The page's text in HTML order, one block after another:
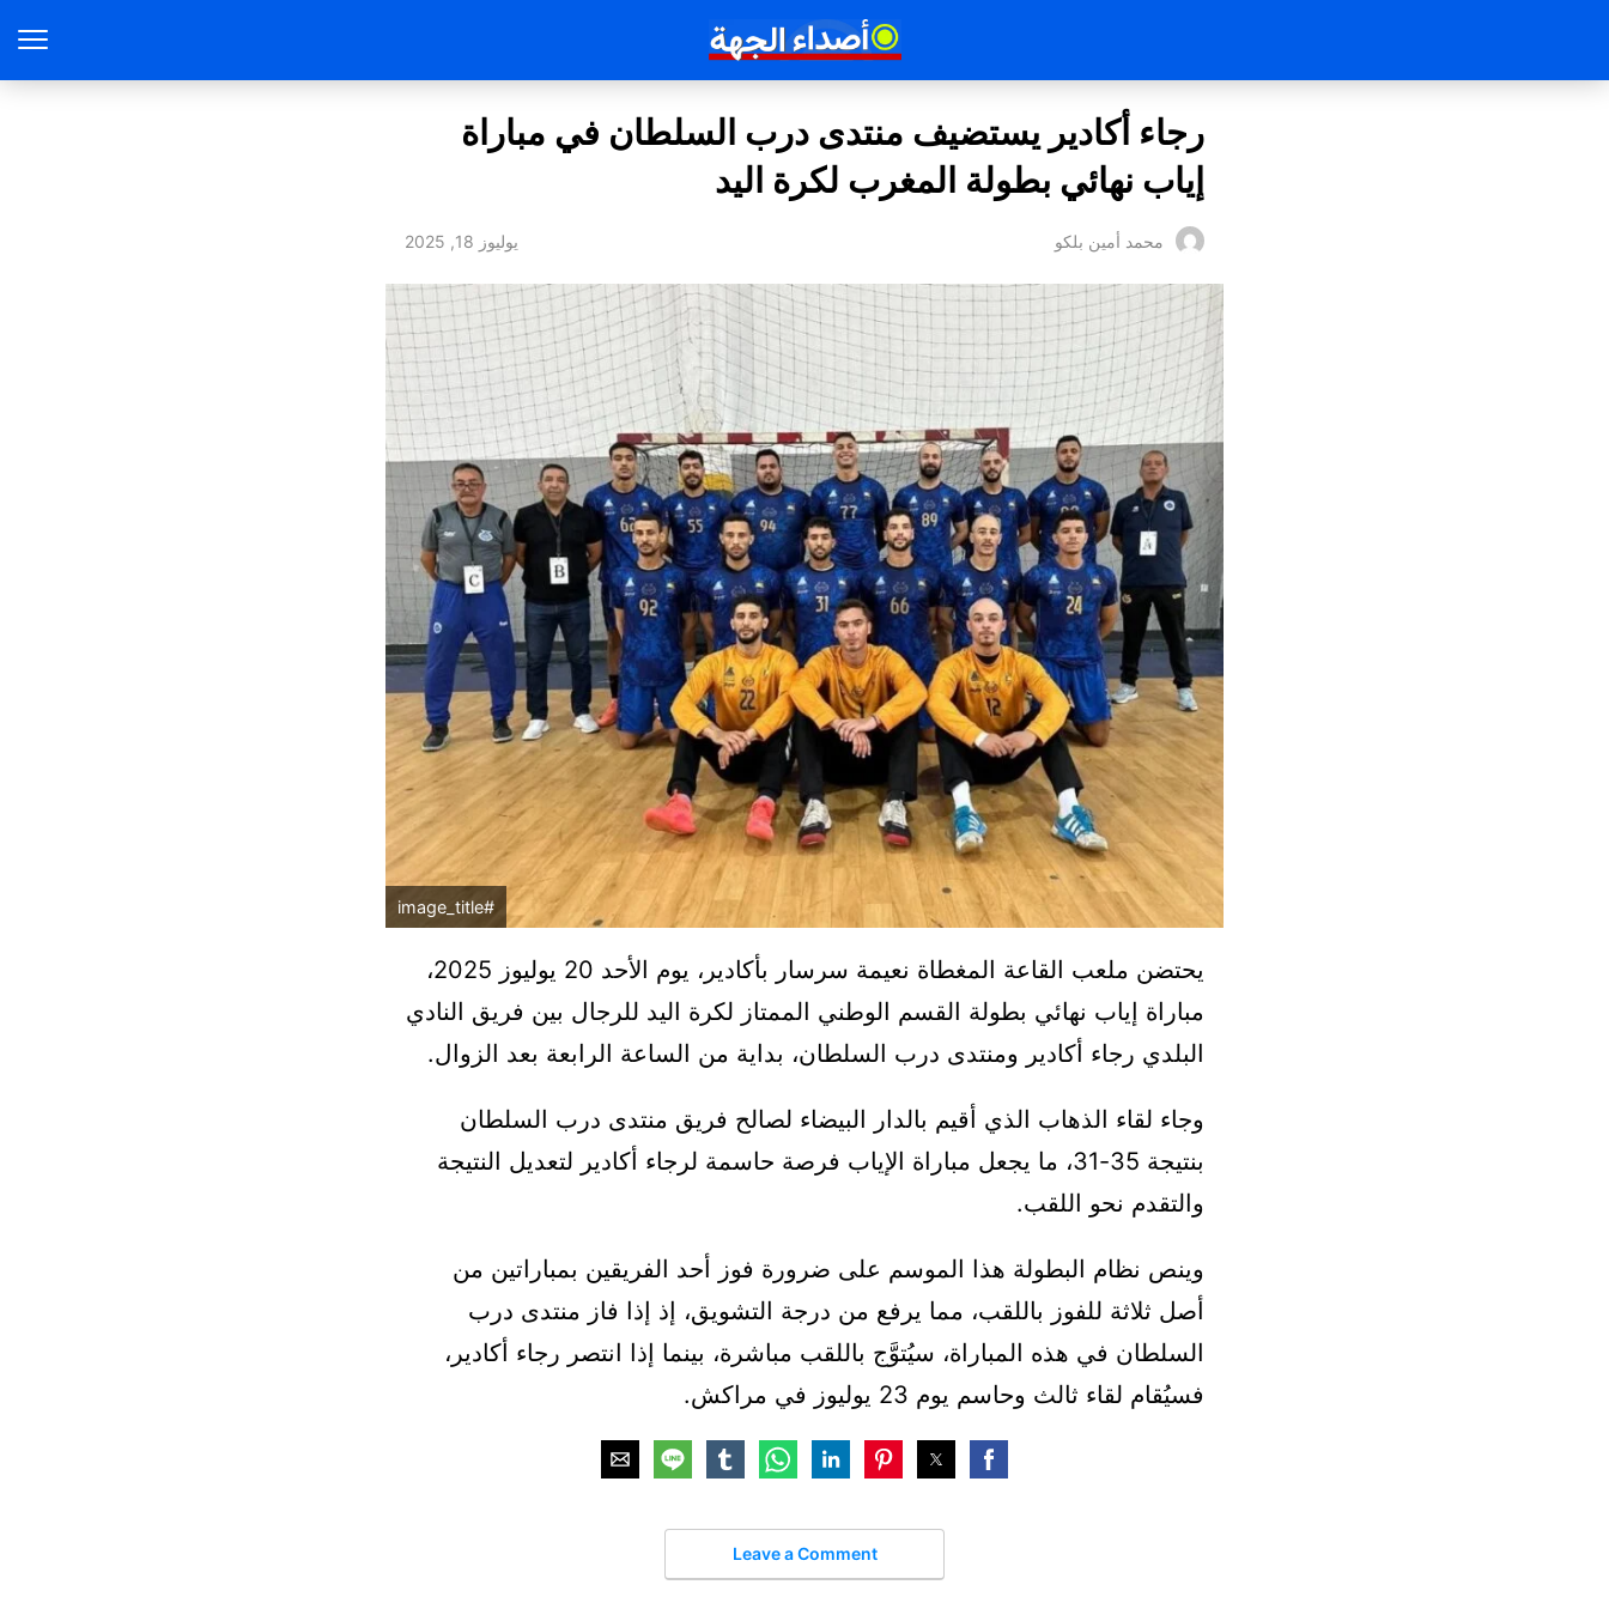
رجاء أكادير يستضيف منتدى درب السلطان في مباراة
إياب نهائي بطولة المغرب لكرة اليد
محمد أمين بلكو يوليوز 18, 2025
#image_title
يحتضن ملعب القاعة المغطاة نعيمة سرسار بأكادير، يوم الأحد 20 يوليوز 2025،
مباراة إياب نهائي بطولة القسم الوطني الممتاز لكرة اليد للرجال بين فريق النادي
البلدي رجاء أكادير ومنتدى درب السلطان، بداية من الساعة الرابعة بعد الزوال.
وجاء لقاء الذهاب الذي أقيم بالدار البيضاء لصالح فريق منتدى درب السلطان
بنتيجة 35-31، ما يجعل مباراة الإياب فرصة حاسمة لرجاء أكادير لتعديل النتيجة
والتقدم نحو اللقب.
وينص نظام البطولة هذا الموسم على ضرورة فوز أحد الفريقين بمباراتين من
أصل ثلاثة للفوز باللقب، مما يرفع من درجة التشويق، إذ إذا فاز منتدى درب
السلطان في هذه المباراة، سيُتوَّج باللقب مباشرة، بينما إذا انتصر رجاء أكادير،
فسيُقام لقاء ثالث وحاسم يوم 23 يوليوز في مراكش.
Leave a Comment